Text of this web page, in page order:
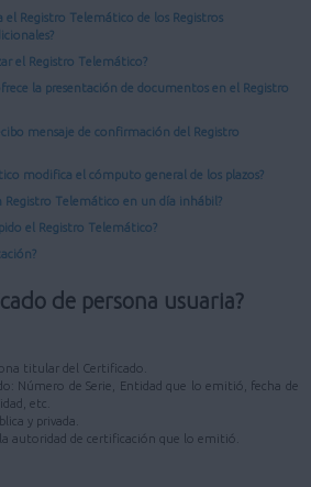
el Registro Telemático de los Registros
el Registro Telemático?
la presentación de documentos en el Registro
mensaje de confirmación del Registro
modifica el cómputo general de los plazos?
Registro Telemático en un día inhábil?
el Registro Telemático?
de persona usuaria?
titular del Certificado.
Número de Serie, Entidad que lo emitió, fecha de
etc.
y privada.
autoridad de certificación que lo emitió.